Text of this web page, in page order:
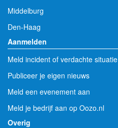
Middelburg
Den-Haag
Aanmelden
Meld incident of verdachte situatie
Publiceer je eigen nieuws
Meld een evenement aan
Meld je bedrijf aan op Oozo.nl
Overig